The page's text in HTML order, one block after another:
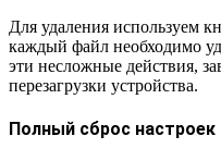
Для удаления используем
каждый файл необходимо
эти несложные действия,
перезагрузки устройства.
Полный сброс настроек